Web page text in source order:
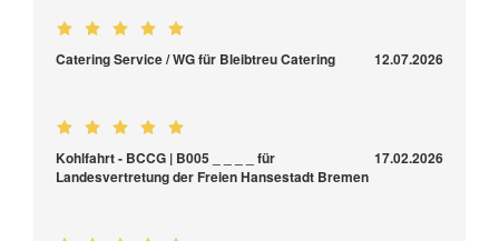
Catering Service / WG für Bleibtreu Catering 12.07.2026
Kohlfahrt - BCCG | B005 _ _ _ _ für
Landesvertretung der Freien Hansestadt Bremen
17.02.2026